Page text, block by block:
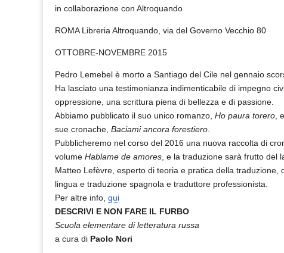
in collaborazione con Altroquando
ROMA Libreria Altroquando, via del Governo Vecchio 80
OTTOBRE-NOVEMBRE 2015
Pedro Lemebel è morto a Santiago del Cile nel gennaio
Ha lasciato una testimonianza indimenticabile di impegno
oppressione, una scrittura piena di bellezza e di passione.
Abbiamo pubblicato il suo unico romanzo, Ho paura torero ,
sue cronache, Baciami ancora forestiero
Pubblicheremo nel corso del 2016 una nuova raccolta di
volume Hablame de amores , e la traduzione sarà frutto del
Matteo Lefèvre, esperto di teoria e pratica della traduzione,
lingua e traduzione spagnola e traduttore professionista.
Per altre info, qui
DESCRIVI E NON FARE IL FURBO
Scuola elementare di letteratura russa
a cura di Paolo Nori